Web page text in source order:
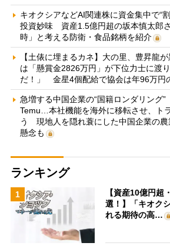
キオクシアなどAI関連株に資金集中で“
投資妙味 資産1.5億円超の坂本慎太郎
時」と考える防衛・食品銘柄を紹介
【土俵に埋まるカネ】大の里、豊昇龍
は「懸賞金2826万円」が下位力士に渡
だ！」 金星4個配給で協会は年96万円
急増する中国企業の“国籍ロンダリング”
Temu…本社機能を海外に移転させ、ト
う 現地人を隠れ蓑にした中国企業の農
懸念も
ランキング
1
【資産10億円超
選！】「キオク
れる期待の高…